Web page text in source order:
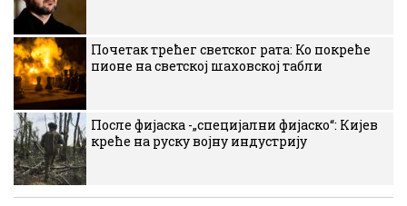
Почетак трећег светског рата: Ко покреће
пионе на светској шаховској табли
После фијаска -„специјални фијаско“: Кијев
креће на руску војну индустрију